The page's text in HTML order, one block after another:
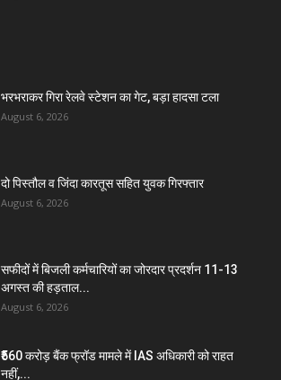
भरभराकर गिरा रेलवे स्टेशन का गेट, बड़ा हादसा टला
August 6, 2026
दो पिस्तौल व जिंदा कारतूस सहित युवक गिरफ्तार
August 6, 2026
सफीदों में बिजली कर्मचारियों का जोरदार प्रदर्शन 11-13
अगस्त की हड़ताल...
August 6, 2026
₹560 करोड़ बैंक फ्रॉड मामले में IAS अधिकारी को राहत
नहीं,...